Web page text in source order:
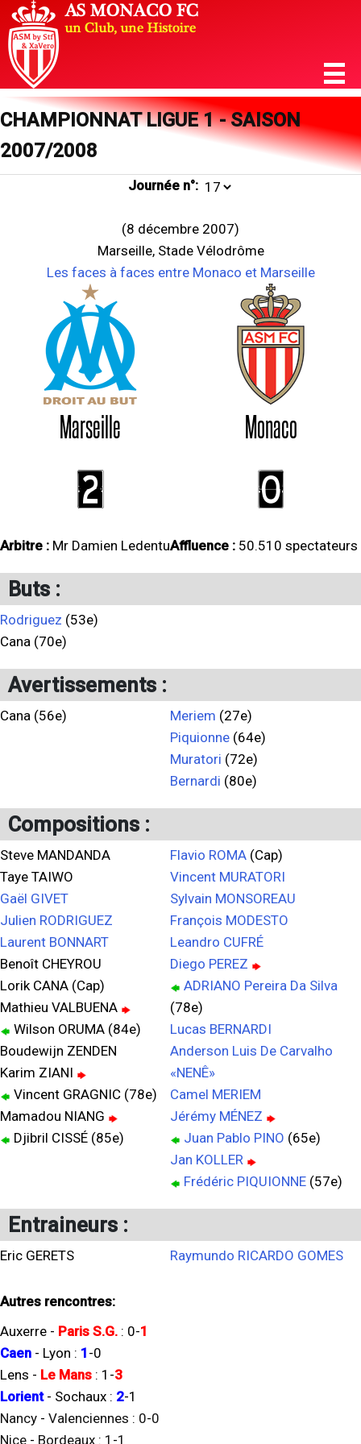
CHAMPIONNAT LIGUE 1 - SAISON
2007/2008
Journée n°:
(8 décembre 2007)
Marseille, Stade Vélodrôme
Les faces à faces entre Monaco et Marseille
Marseille Monaco
2 0
Arbitre : Mr Damien LedentuAffluence : 50.510 spectateurs
Buts :
Rodriguez (53e)
Cana (70e)
Avertissements :
Cana (56e) Meriem (27e)
Piquionne (64e)
Muratori (72e)
Bernardi (80e)
Compositions :
Steve MANDANDA
Taye TAIWO
Gaël GIVET
Julien RODRIGUEZ
Laurent BONNART
Benoît CHEYROU
Lorik CANA (Cap)
Mathieu VALBUENA
Wilson ORUMA (84e)
Boudewijn ZENDEN
Karim ZIANI
Vincent GRAGNIC (78e)
Mamadou NIANG
Djibril CISSÉ (85e)
Flavio ROMA (Cap)
Vincent MURATORI
Sylvain MONSOREAU
François MODESTO
Leandro CUFRÉ
Diego PEREZ
ADRIANO Pereira Da Silva
(78e)
Lucas BERNARDI
Anderson Luis De Carvalho
«NENÊ»
Camel MERIEM
Jérémy MÉNEZ
Juan Pablo PINO (65e)
Jan KOLLER
Frédéric PIQUIONNE (57e)
Entraineurs :
Eric GERETS Raymundo RICARDO GOMES
Autres rencontres:
Auxerre - Paris S.G. : 0-1
Caen - Lyon : 1 -0
Lens - Le Mans : 1 -3
Lorient- Sochaux : 2-1
Nancy - Valenciennes : 0-0
Nice - Bordeaux : 1 -1